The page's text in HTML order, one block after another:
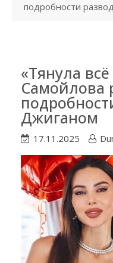
подробности
«Тянула
Самойлова
Джиганом
17.11.2025